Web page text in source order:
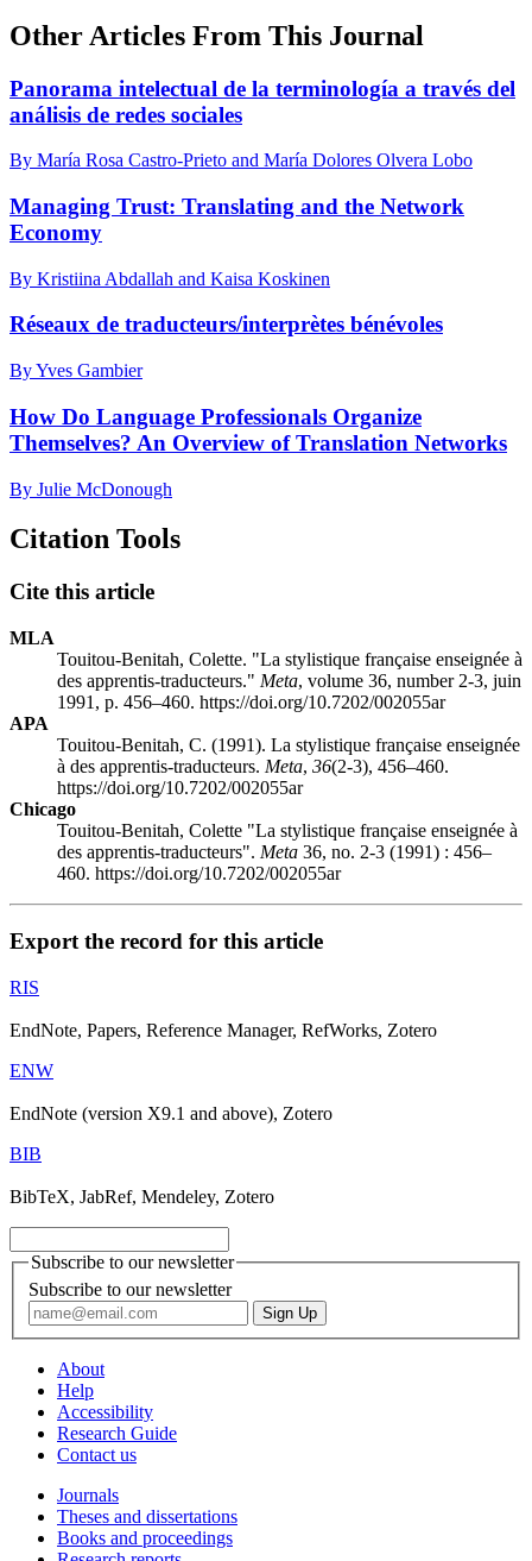
Other Articles From This Journal
Panorama intelectual de la terminología a través del
análisis de redes sociales
By María Rosa Castro-Prieto and María Dolores Olvera Lobo
Managing Trust: Translating and the Network
Economy
By Kristiina Abdallah and Kaisa Koskinen
Réseaux de traducteurs/interprètes bénévoles
By Yves Gambier
How Do Language Professionals Organize
Themselves? An Overview of Translation Networks
By Julie McDonough
Citation Tools
Cite this article
MLA
Touitou-Benitah, Colette. "La stylistique française enseignée à
des apprentis-traducteurs." Meta, volume 36, number 2-3, juin
1991, p. 456–460. https://doi.org/10.7202/002055ar
APA
Touitou-Benitah, C. (1991). La stylistique française enseignée
à des apprentis-traducteurs. Meta, 36(2-3), 456–460.
https://doi.org/10.7202/002055ar
Chicago
Touitou-Benitah, Colette "La stylistique française enseignée à
des apprentis-traducteurs". Meta 36, no. 2-3 (1991) : 456–
460. https://doi.org/10.7202/002055ar
Export the record for this article
RIS
EndNote, Papers, Reference Manager, RefWorks, Zotero
ENW
EndNote (version X9.1 and above), Zotero
BIB
BibTeX, JabRef, Mendeley, Zotero
Subscribe to our newsletter
Subscribe to our newsletter
About
Help
Accessibility
Research Guide
Contact us
Journals
Theses and dissertations
Books and proceedings